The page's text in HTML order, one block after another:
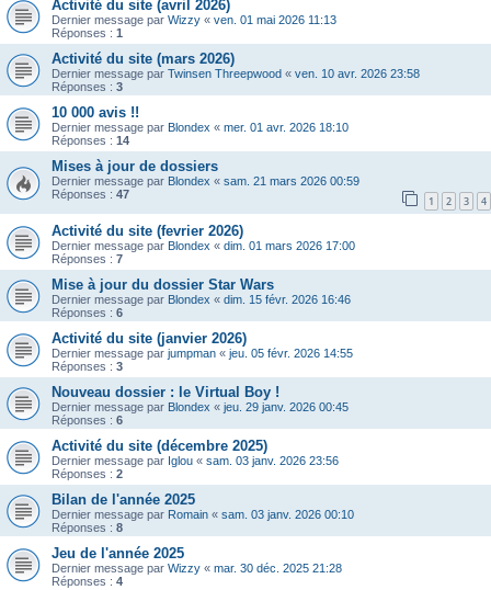
Activité du site (avril 2026)
Dernier message par Wizzy « ven. 01 mai 2026 11:13
Réponses : 1
Activité du site (mars 2026)
Dernier message par Twinsen Threepwood « ven. 10 avr. 2026 23:58
Réponses : 3
10 000 avis !!
Dernier message par Blondex « mer. 01 avr. 2026 18:10
Réponses : 14
Mises à jour de dossiers
Dernier message par Blondex « sam. 21 mars 2026 00:59
Réponses : 47 1 2 3 4
Activité du site (fevrier 2026)
Dernier message par Blondex « dim. 01 mars 2026 17:00
Réponses : 7
Mise à jour du dossier Star Wars
Dernier message par Blondex « dim. 15 févr. 2026 16:46
Réponses : 6
Activité du site (janvier 2026)
Dernier message par jumpman « jeu. 05 févr. 2026 14:55
Réponses : 3
Nouveau dossier : le Virtual Boy !
Dernier message par Blondex « jeu. 29 janv. 2026 00:45
Réponses : 6
Activité du site (décembre 2025)
Dernier message par Iglou « sam. 03 janv. 2026 23:56
Réponses : 2
Bilan de l'année 2025
Dernier message par Romain « sam. 03 janv. 2026 00:10
Réponses : 8
Jeu de l'année 2025
Dernier message par Wizzy « mar. 30 déc. 2025 21:28
Réponses : 4